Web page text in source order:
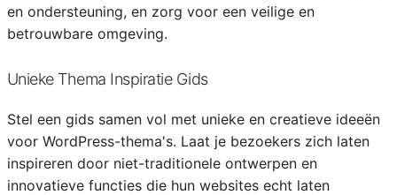
en ondersteuning, en zorg voor een veilige en
betrouwbare omgeving.
Unieke Thema Inspiratie Gids
Stel een gids samen vol met unieke en creatieve ideeën
voor WordPress-thema's. Laat je bezoekers zich laten
inspireren door niet-traditionele ontwerpen en
innovatieve functies die hun websites echt laten